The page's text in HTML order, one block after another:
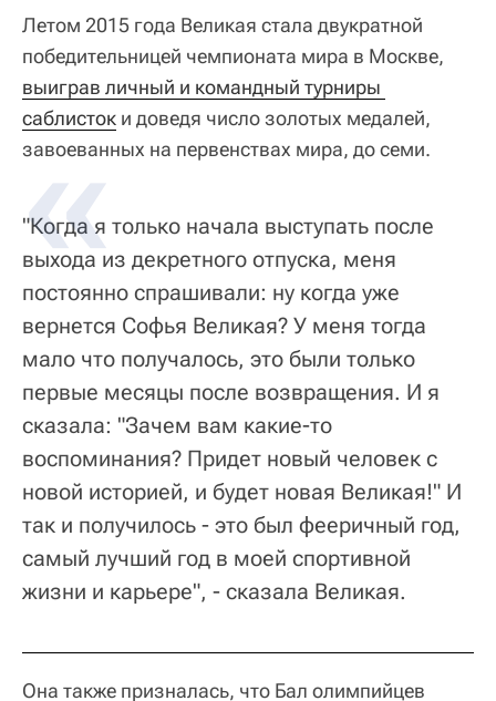
Летом 2015 года Великая стала двукратной
победительницей чемпионата мира в Москве,
выиграв личный и командный турниры
саблисток и доведя число золотых медалей,
завоеванных на первенствах мира, до семи.
"Когда я только начала выступать после
выхода из декретного отпуска, меня
постоянно спрашивали: ну когда уже
вернется Софья Великая? У меня тогда
мало что получалось, это были только
первые месяцы после возвращения. И я
сказала: "Зачем вам какие-то
воспоминания? Придет новый человек с
новой историей, и будет новая Великая!" И
так и получилось - это был фееричный год,
самый лучший год в моей спортивной
жизни и карьере", - сказала Великая.
Она также призналась, что Бал олимпийцев